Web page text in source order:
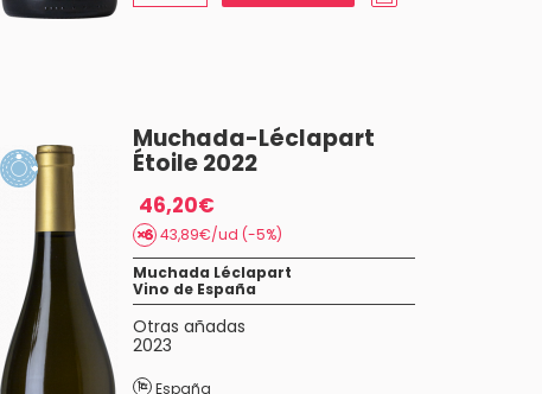
Muchada-Léclapart
Étoile 2022
46,20€
43,89€/ud (-5%)
Muchada Léclapart
Vino de España
Otras añadas
2023
España